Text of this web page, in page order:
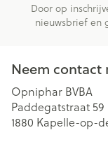
Door op
nieuwsbrief en
Neem contact
Opniphar BVBA
Paddegatstraat 59
1880 Kapelle-op-